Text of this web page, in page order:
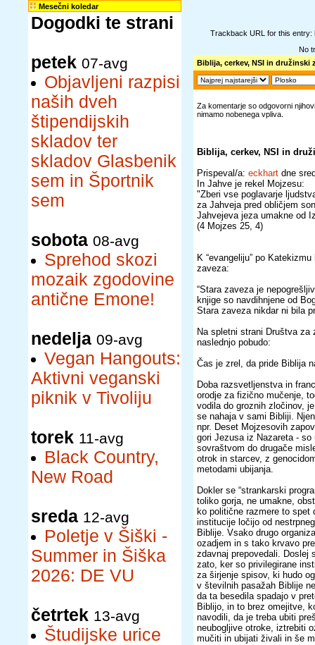
Mesečni koledar
Dogodki te strani
petek 07-avg
Objavljeni razpisi
naših dveh
štipendijskih
skladov ter
skladov Glasbenik
sem in Športnik
sem
sobota 08-avg
Sprehod skozi
mozaik zgodovine
antične Emone!
nedelja 09-avg
Vegan Hangouts:
Aktivni veganski
piknik v Tivoliju
torek 11-avg
Black Country,
New Road
sreda 12-avg
Poletje v Šiški -
Summer in Šiška
2026: DE VU
četrtek 13-avg
Študijske urice
Trackback URL for this entry:
No
Biblija, cerkev, NSI in družinski
Za komentarje so odgovorni
nimamo nobenega vpliva.
Biblija, cerkev, NSI in
Prispeval/a: eckhart dne
In Jahve je rekel Mojzesu:
"Zberi vse poglavarje
za Jahveja pred obličjem
Jahvejeva jeza umakne od
(4 Mojzes 25, 4)
K “evangeliju” po
zaveza:
“Stara zaveza je
knjige so navdihnjene od
Stara zaveza nikdar ni bila
Na spletni strani Društva
naslednjo pobudo:
Čas je zrel, da pride Biblija
Doba razsvetljenstva in
orodje za fizično mučenje,
vodila do groznih zločinov,
se nahaja v sami Bibliji.
npr. Deset Mojzesovih
gori Jezusa iz Nazareta -
sovraštvom do drugače
otrok in starcev, z
metodami ubijanja.
Dokler se “strankarski
toliko gorja, ne umakne,
ko politične razmere to
institucije ločijo od
Biblije. Vsako drugo
ozadjem in s tako krvavo
zdavnaj prepovedali. Doslej
zato, ker so privilegirane
za širjenje spisov, ki hudo
v številnih pasažah Biblije
da ta besedila spadajo v
Biblijo, in to brez omejitve,
navodili, da je treba ubiti
neubogljive otroke, iztrebiti
mučiti in ubijati živali in še